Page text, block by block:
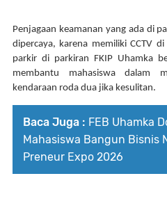
Penjagaan keamanan yang ada di
dipercaya, karena memiliki CCTV
parkir di parkiran FKIP Uhamka
membantu mahasiswa dalam
kendaraan roda dua jika kesulitan.
Baca Juga : FEB Uhamka
Mahasiswa Bangun Bisnis
Preneur Expo 2026